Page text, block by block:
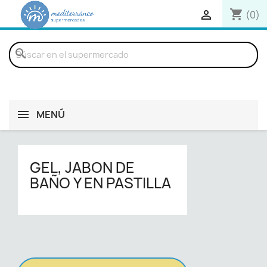
shopping_cart (0)

search
MENÚ
GEL, JABON DE
BAÑO Y EN PASTILLA